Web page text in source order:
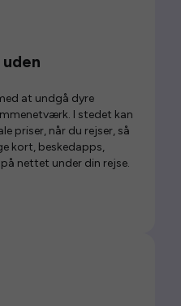
at undgå dyre
I stedet kan
priser, når du rejser, så
kort, beskedapps,
nettet under din rejse.